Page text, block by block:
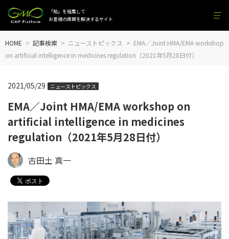
「知」を結集して
お客様の課題を解決するサイト
HOME 記事検索 ニューストピックス
EMA／Joint HMA/EMA workshop
on artificial intelligence in medicines regulation（2021年5月28日付）
EMA／Joint HMA/EMA workshop on
artificial intelligence in medicines
regulation（2021年5月28日付）
2021/05/29 ニューストピックス
古田土 真一